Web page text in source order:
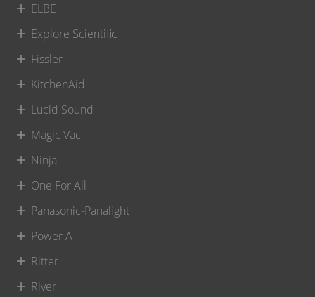
ELBE
Explore Scientific
Fissler
KitchenAid
Lucid Sound
Magic Vac
Ninja
One For All
Panasonic-Panalight
Power A
Ritter
River